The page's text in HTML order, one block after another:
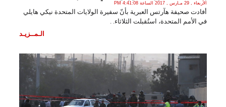
الأربعاء , 29 مـارس , 2017 الساعة 4:41:08 PM
أفادت صحيفة هآرتس العبرية بأنّ سفيرة الولايات المتحدة نيكي هايلي
في الأمم المتحدة، استُقبلت الثلاثاء. .
الـمــزيـد